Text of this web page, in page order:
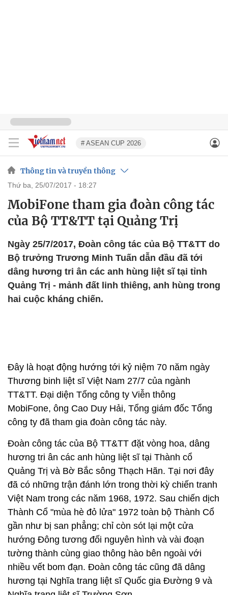
# ASEAN CUP 2026
Thông tin và truyền thông
thứ ba, 25/07/2017 - 18:27
MobiFone tham gia đoàn công tác
của Bộ TT&TT tại Quảng Trị
Ngày 25/7/2017, Đoàn công tác của Bộ TT&TT do
Bộ trưởng Trương Minh Tuấn dẫn đầu đã tới
dâng hương tri ân các anh hùng liệt sĩ tại tỉnh
Quảng Trị - mảnh đất linh thiêng, anh hùng trong
hai cuộc kháng chiến.
Đây là hoạt động hướng tới kỷ niệm 70 năm ngày
Thương binh liệt sĩ Việt Nam 27/7 của ngành
TT&TT. Đại diện Tổng công ty Viễn thông
MobiFone, ông Cao Duy Hải, Tổng giám đốc Tổng
công ty đã tham gia đoàn công tác này.
Đoàn công tác của Bộ TT&TT đặt vòng hoa, dâng
hương tri ân các anh hùng liệt sĩ tại Thành cổ
Quảng Trị và Bờ Bắc sông Thạch Hãn. Tại nơi đây
đã có những trận đánh lớn trong thời kỳ chiến tranh
Việt Nam trong các năm 1968, 1972. Sau chiến dịch
Thành Cổ "mùa hè đỏ lửa" 1972 toàn bộ Thành Cổ
gần như bị san phẳng; chỉ còn sót lại một cửa
hướng Đông tương đối nguyên hình và vài đoạn
tường thành cùng giao thông hào bên ngoài với
nhiều vết bom đạn. Đoàn công tác cũng đã dâng
hương tại Nghĩa trang liệt sĩ Quốc gia Đường 9 và